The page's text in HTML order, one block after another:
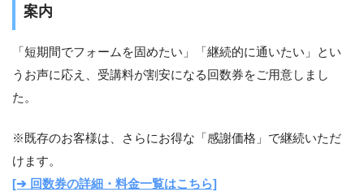
案内
「短期間でフォームを固めたい」「継続的に通いたい」とい
うお声に応え、受講料が割安になる回数券をご用意しまし
た。
※既存のお客様は、さらにお得な「感謝価格」で継続いただ
けます。
[➔ 回数券の詳細・料金一覧はこちら]